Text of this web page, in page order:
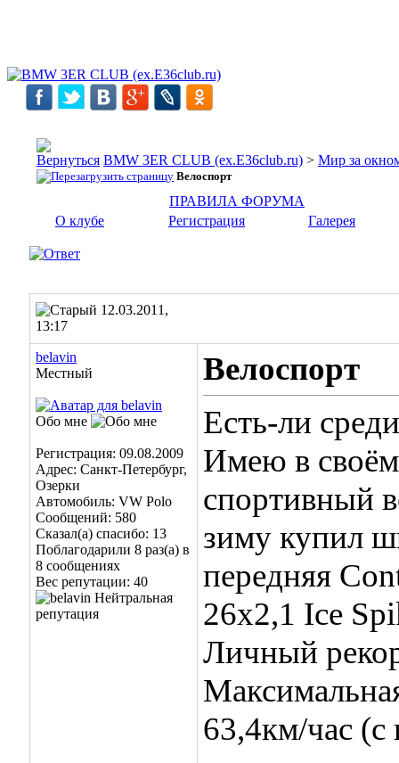
BMW 3ER CLUB (ex.E36club.ru) > Мир за
Велоспорт
ПРАВИЛА ФОРУМА
О клубе
Регистрация Галерея
12.03.2011,
13:17
belavin
Местный
Обо мне
Регистрация: 09.08.2009
Адрес: Санкт-Петербург,
Озерки
Автомобиль: VW Polo
Сообщений: 580
Сказал(а) спасибо: 13
Поблагодарили 8 раз(а) в
8 сообщениях
Вес репутации: 40
Велоспорт
Есть-ли
Имею в своём
спортивный
зиму купил
передняя
26x2,1 Ice
Личный
63,4км/час (с